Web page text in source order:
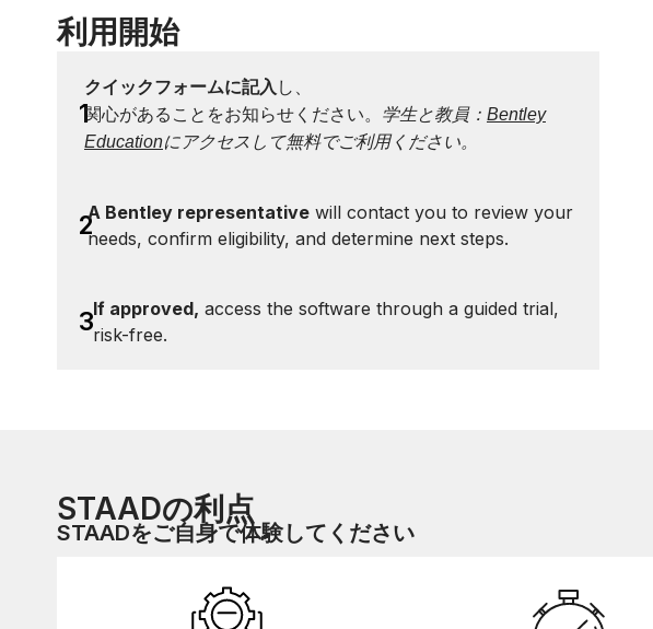
利用開始
1
クイックフォームに記入 し、
関心があることをお知らせください。
学生と教員： Bentley
Educationにアクセスして無料でご利用ください。
2A Bentley representativewill contact you to review your
needs, confirm eligibility, and determine next steps.
3If approved, access the software through a guided trial,
risk-free.
STAADの利点
STAADをご自身で体験してください